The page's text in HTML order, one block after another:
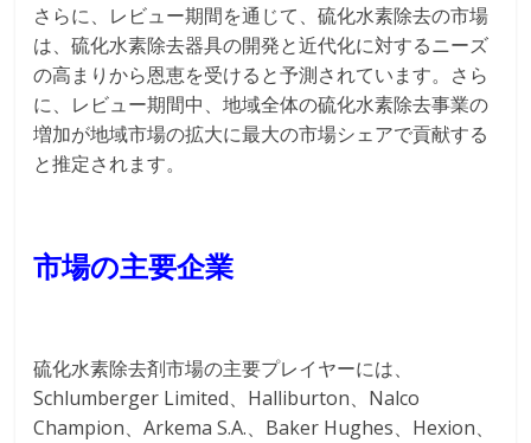
さらに、レビュー期間を通じて、硫化水素除去の市場
は、硫化水素除去器具の開発と近代化に対するニーズ
の高まりから恩恵を受けると予測されています。さら
に、レビュー期間中、地域全体の硫化水素除去事業の
増加が地域市場の拡大に最大の市場シェアで貢献する
と推定されます。
市場の主要企業
硫化水素除去剤市場の主要プレイヤーには、
Schlumberger Limited、Halliburton、Nalco
Champion、Arkema S.A.、Baker Hughes、Hexion、